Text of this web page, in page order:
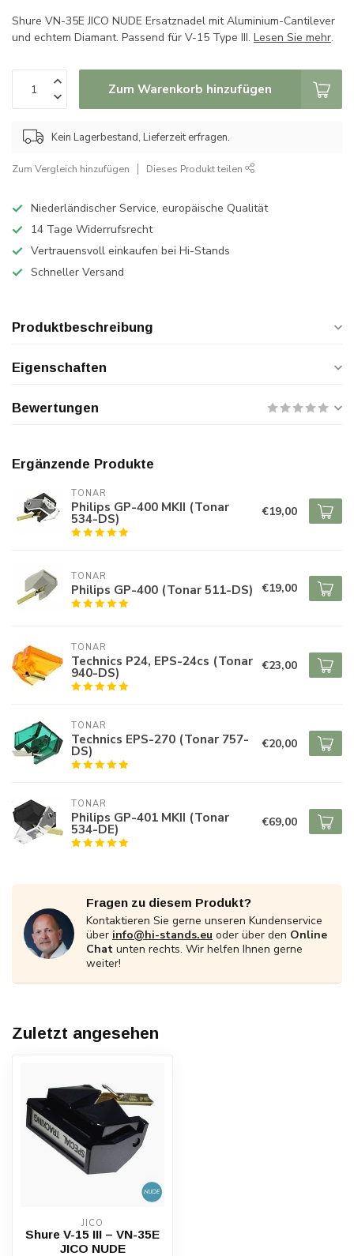
Shure VN-35E JICO NUDE Ersatznadel mit Aluminium-Cantilever
und echtem Diamant. Passend für V-15 Type III. Lesen Sie mehr.
Zum Warenkorb hinzufügen
Kein Lagerbestand, Lieferzeit erfragen.
Zum Vergleich hinzufügen Dieses Produkt teilen
Niederländischer Service, europäische Qualität
14 Tage Widerrufsrecht
Vertrauensvoll einkaufen bei Hi-Stands
Schneller Versand
Produktbeschreibung
Eigenschaften
Bewertungen
Ergänzende Produkte
TONAR
Philips GP-400 MKII (Tonar
534-DS) €19,00
TONAR
Philips GP-400 (Tonar 511-DS) €19,00
TONAR
Technics P24, EPS-24cs (Tonar
940-DS) €23,00
TONAR
Technics EPS-270 (Tonar 757-
DS) €20,00
TONAR
Philips GP-401 MKII (Tonar
534-DE) €69,00
Fragen zu diesem Produkt?
Kontaktieren Sie gerne unseren Kundenservice
über info@hi-stands.eu oder über den Online
Chat unten rechts. Wir helfen Ihnen gerne
weiter!
Zuletzt angesehen
JICO
Shure V-15 III – VN-35E
JICO NUDE